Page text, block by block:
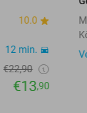
10.0
12 min.
€22,90
€13,90